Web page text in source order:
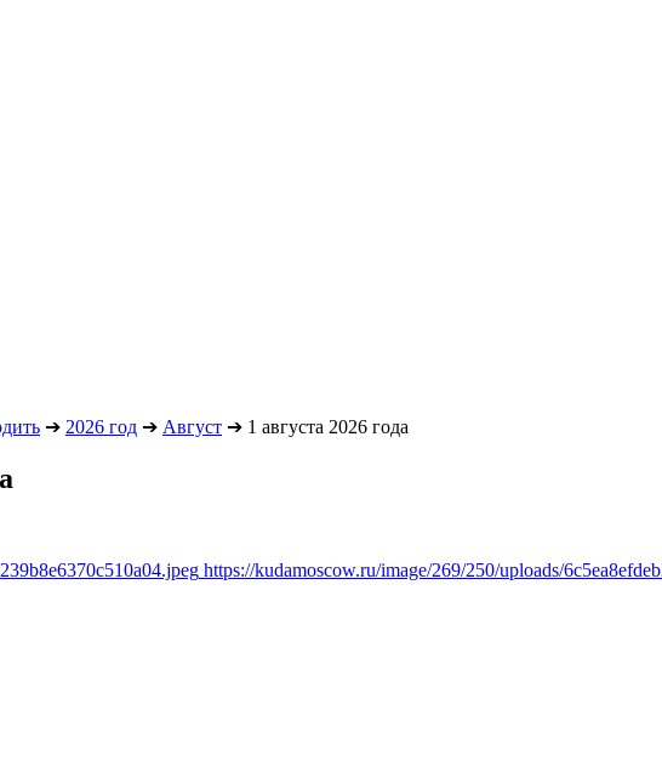
➔ 2026 год ➔ Август ➔ 1 августа 2026 года
https://kudamoscow.ru/image/269/250/uploads/